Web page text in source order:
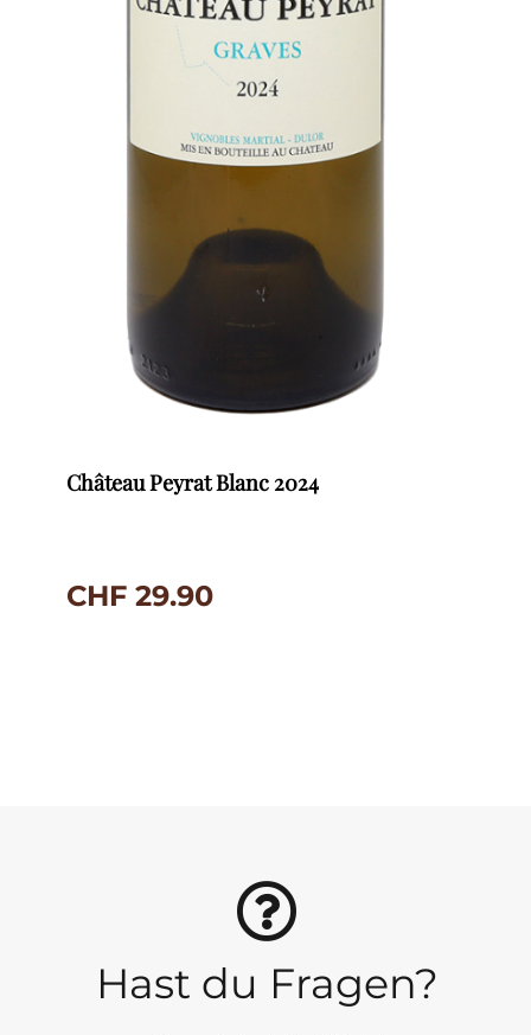
Château Peyrat Blanc 2024
CHF 29.90
Hast du Fragen?